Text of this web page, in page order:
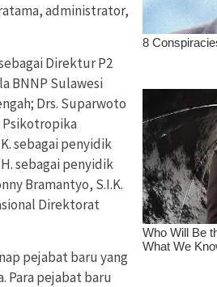
administrator,
Direktur P2
BNNP Sulawesi
Drs. Suparwoto
Psikotropika
sebagai penyidik
sebagai penyidik
Bramantyo, S.I.K.
Direktorat
pejabat baru yang
Para pejabat baru